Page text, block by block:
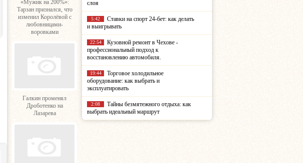
«Мужик на 200%»:
Тарзан признался, что
изменил Королёвой с
любовницами-
воровками
Галкин променял
Дроботенко на
Лазарева
слоя
5:42
Ставки на спорт 24-бет: как делать
и выигрывать
22:54
Кузовной ремонт в Чехове -
профессиональный подход к
восстановлению автомобиля.
19:44
Торговое холодильное
оборудование: как выбрать и
эксплуатировать
2:08
Тайны безмятежного отдыха: как
выбрать идеальный маршрут